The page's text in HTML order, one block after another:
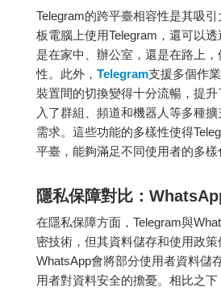
Telegram的跨平臺相容性是其吸
板電腦上使用Telegram，還可以
是在家中、辦公室，還是在路上
性。此外， Telegram支援多個作
裝置間的切換變得十分流暢，提
入了群組、頻道和機器人等多種
需求。這些功能的多樣性使得
平臺，能夠滿足不同使用者的多樣
隱私保障對比：
在隱私保障方面，Telegram與
密技術，但其資料儲存和使用政
WhatsApp會將部分使用者資料儲
用者對資料安全的擔憂。相比之